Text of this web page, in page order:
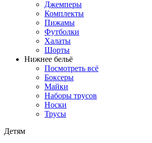
Джемперы
Комплекты
Пижамы
Футболки
Халаты
Шорты
Нижнее бельё
Посмотреть всё
Боксеры
Майки
Наборы трусов
Носки
Трусы
Детям